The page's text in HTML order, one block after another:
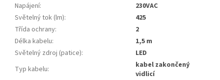
Napájení:
230VAC
Světelný tok (lm):
425
Třída ochrany:
2
Délka kabelu:
1,5 m
Světelný zdroj (patice):
LED
Typ kabelu:
kabel zakončený
vidlicí